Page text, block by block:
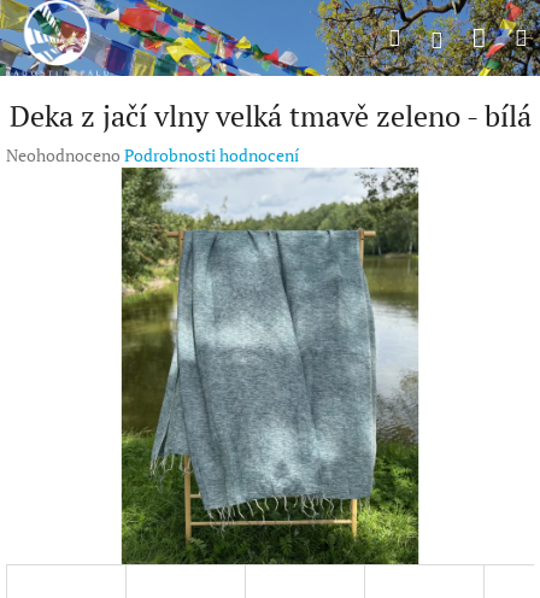
Přejít
na
obsah
HledatPřihlášení
Deka z jačí vlny velká tmavě zeleno - bílá
Průměrné
Neohodnoceno Podrobnosti hodnocení